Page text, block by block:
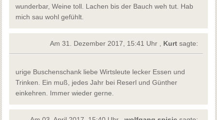
wunderbar, Weine toll. Lachen bis der Bauch weh tut. Hab
mich sau wohl gefühlt.
Am 31. Dezember 2017, 15:41 Uhr , Kurt sagte:
urige Buschenschank liebe Wirtsleute lecker Essen und
Trinken. Ein muß, jedes Jahr bei Reserl und Günther
einkehren. Immer wieder gerne.